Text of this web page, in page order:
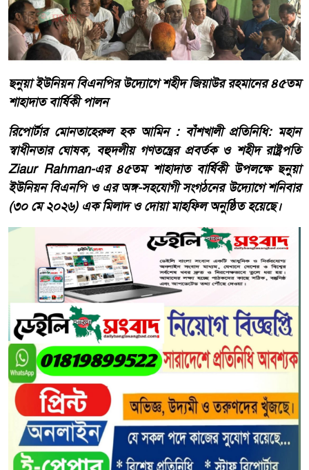
ছনুয়া ইউনিয়ন বিএনপির উদ্যোগে শহীদ জিয়াউর রহমানের ৪৫তম
শাহাদাত বার্ষিকী পালন
রিপোর্টার মোনতাহেরুল হক আমিন : বাঁশখালী প্রতিনিধি: মহান
স্বাধীনতার ঘোষক, বহুদলীয় গণতন্ত্রের প্রবর্তক ও শহীদ রাষ্ট্রপতি
Ziaur Rahman-এর ৪৫তম শাহাদাত বার্ষিকী উপলক্ষে ছনুয়া
ইউনিয়ন বিএনপি ও এর অঙ্গ-সহযোগী সংগঠনের উদ্যোগে শনিবার
(৩০ মে ২০২৬) এক মিলাদ ও দোয়া মাহফিল অনুষ্ঠিত হয়েছে।